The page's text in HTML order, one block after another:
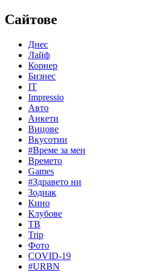
Сайтове
Днес
Лайф
Корнер
Бизнес
IT
Impressio
Авто
Анкети
Вицове
Вкусотии
#Време за мен
Времето
Games
#Здравето ни
Зодиак
Кино
Клубове
ТВ
Trip
Фото
COVID-19
#URBN